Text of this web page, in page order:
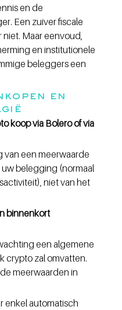
en de
Een zuiver fiscale
Maar eenvoud,
en institutionele
beleggers een
en
koop via Bolero of via
van een meerwaarde
belegging (normaal
niet van het
binnenkort
een algemene
crypto zal omvatten.
meerwaarden in
enkel automatisch